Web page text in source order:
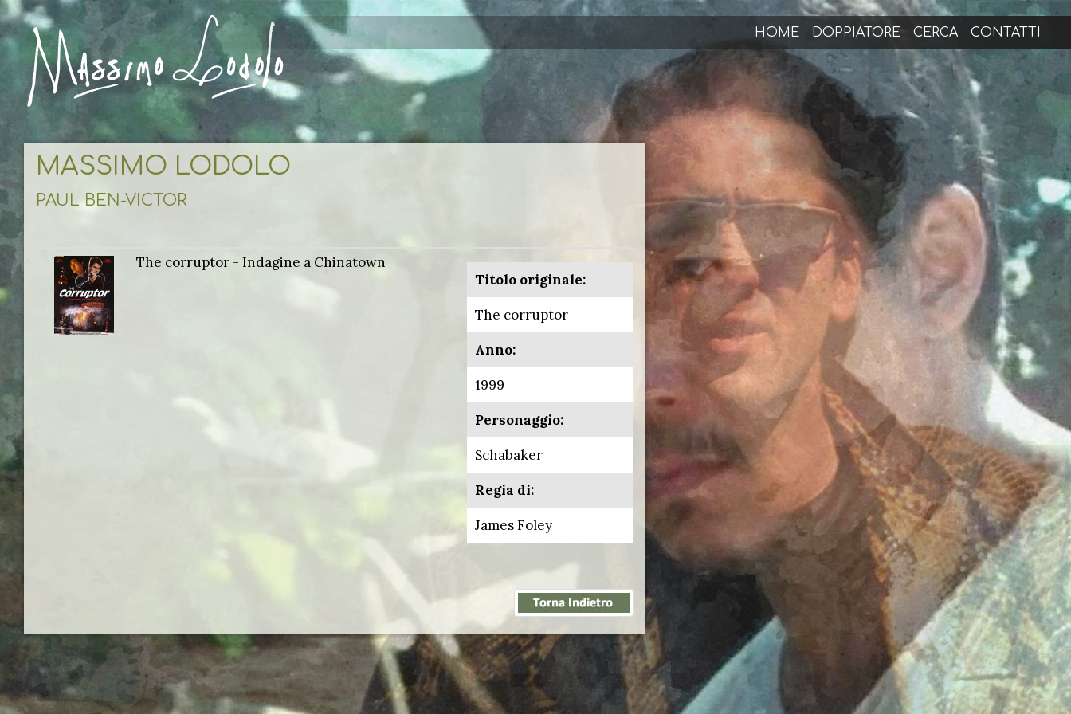
HOME DOPPIATORE CERCA CONTATTI
MASSIMO LODOLO
PAUL BEN-VICTOR
The corruptor - Indagine a Chinatown
Titolo originale:
The corruptor
Anno:
1999
Personaggio:
Schabaker
Regia di:
James Foley